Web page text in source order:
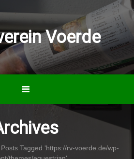
Voerde
Posts Tagged 'https://rv-voerde.de/wp-